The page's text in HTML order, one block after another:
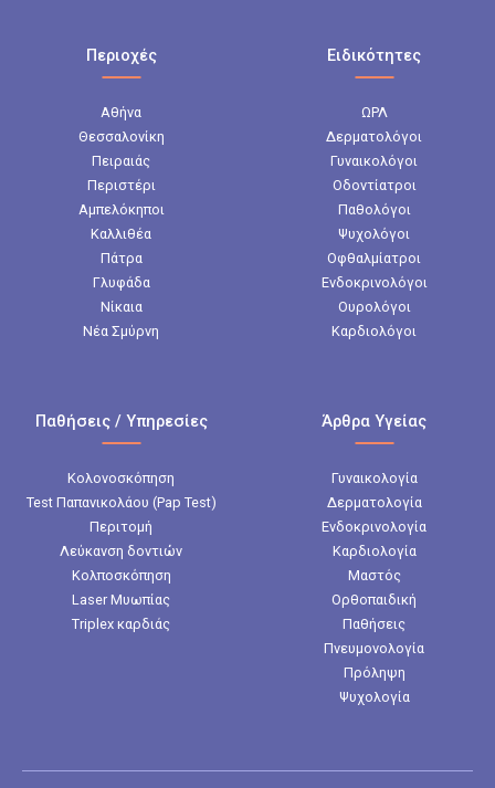
Περιοχές
Αθήνα
Θεσσαλονίκη
Πειραιάς
Περιστέρι
Αμπελόκηποι
Καλλιθέα
Πάτρα
Γλυφάδα
Νίκαια
Νέα Σμύρνη
Ειδικότητες
ΩΡΛ
Δερματολόγοι
Γυναικολόγοι
Οδοντίατροι
Παθολόγοι
Ψυχολόγοι
Οφθαλμίατροι
Ενδοκρινολόγοι
Ουρολόγοι
Καρδιολόγοι
Παθήσεις / Υπηρεσίες
Κολονοσκόπηση
Test Παπανικολάου (Pap Test)
Περιτομή
Λεύκανση δοντιών
Κολποσκόπηση
Laser Μυωπίας
Triplex καρδιάς
Άρθρα Υγείας
Γυναικολογία
Δερματολογία
Ενδοκρινολογία
Καρδιολογία
Μαστός
Ορθοπαιδική
Παθήσεις
Πνευμονολογία
Πρόληψη
Ψυχολογία